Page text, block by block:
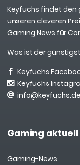
Keyfuchs findet den
unseren cleveren
Gaming News für
Was ist der
Keyfuchs
Keyfuchs
info@keyfuchs.de
Gaming aktuell
Gaming-News